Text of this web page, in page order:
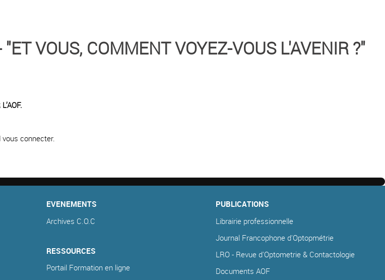
VOUS, COMMENT VOYEZ-VOUS L'AVENIR ?"
connecter.
EVENEMENTS
Archives C.O.C
RESSOURCES
Portail Formation en ligne
PUBLICATIONS
Librairie professionnelle
Journal Francophone d'Optopmétrie
LRO - Revue d'Optometrie & Contactologie
Documents AOF